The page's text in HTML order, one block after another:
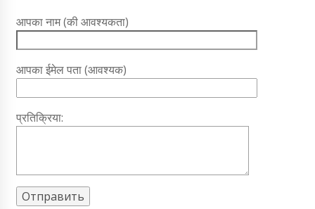
आपका नाम (की आवश्यकता)
आपका ईमेल पता (आवश्यक)
प्रतिक्रिया: